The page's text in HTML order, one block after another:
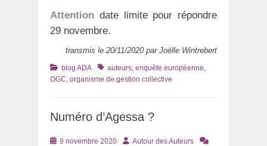
Attention date limite pour répondre
29 novembre.
transmis le 20/11/2020 par Joëlle Wintrebert
Catégories
blog ADA Tagsauteurs enquête européenne
OGC organisme de gestion collective
Numéro d’Agessa ?
Posté9 novembre 2020 AuteurAutour des Auteurs